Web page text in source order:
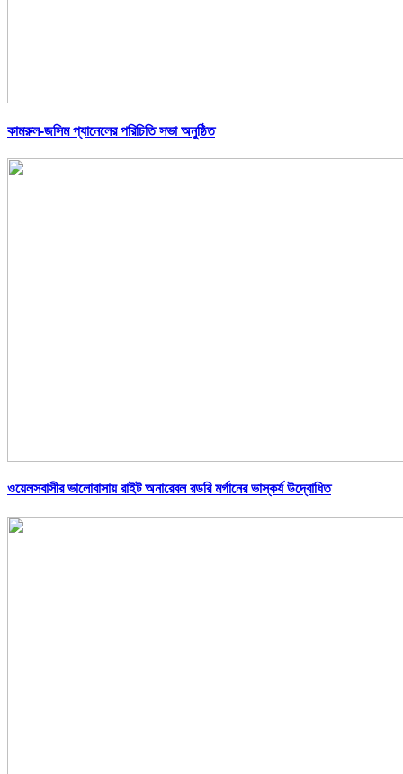
কামরুল-জসিম প্যানেলের পরিচিতি সভা অনুষ্ঠিত
ওয়েলসবাসীর ভালোবাসায় রাইট অনারেবল রডরি মর্গানের ভাস্কর্য উদ্বোধিত